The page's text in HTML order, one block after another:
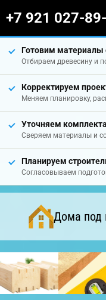
+7 921 027-
Готовим материалы
Отбираем древесину и
Корректируем
Меняем планировку,
Уточняем
Сверяем материалы и
Планируем
Согласовываем
Дома под